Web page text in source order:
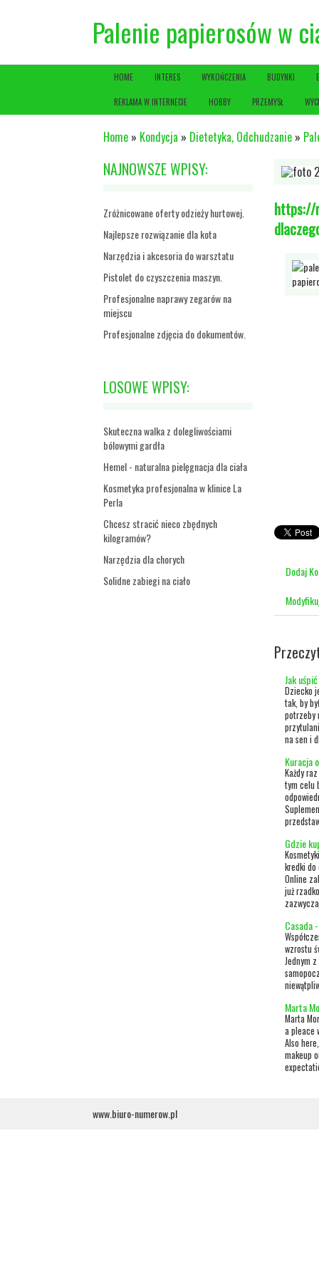
Palenie papierosów w
HOME INTERES WYKOŃCZENIA BUDYNKI
REKLAMA W INTERNECIE HOBBY PRZEMYSŁ
Home » Kondycja » Dietetyka, Odchudzanie »
NAJNOWSZE WPISY:
Zróżnicowane oferty odzieży hurtowej.
Najlepsze rozwiązanie dla kota
Narzędzia i akcesoria do warsztatu
Pistolet do czyszczenia maszyn.
Profesjonalne naprawy zegarów na
miejscu
Profesjonalne zdjęcia do dokumentów.
LOSOWE WPISY:
Skuteczna walka z dolegliwościami
bólowymi gardła
Hemel - naturalna pielęgnacja dla ciała
Kosmetyka profesjonalna w klinice La
Perla
Chcesz stracić nieco zbędnych
kilogramów?
Narzędzia dla chorych
Solidne zabiegi na ciało
https://
Dodaj
Jak
Dziecko
tak, by
potrzeby
na sen i
Kuracja
Każdy
tym celu
Gdzie
kredki
Online
już
Casada
wzrostu
Jednym
Marta
Marta
a pleace
Also
makeup
www.biuro-numerow.pl